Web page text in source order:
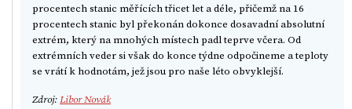
procentech stanic měřících třicet let a déle, přičemž na 16
procentech stanic byl překonán dokonce dosavadní absolutní
extrém, který na mnohých místech padl teprve včera. Od
extrémních veder si však do konce týdne odpočineme a teploty
se vrátí k hodnotám, jež jsou pro naše léto obvyklejší.
Zdroj:Libor Novák